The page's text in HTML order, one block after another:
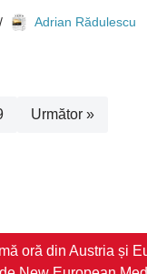
Adrian Rădulescu
Următor »
oră din Austria și